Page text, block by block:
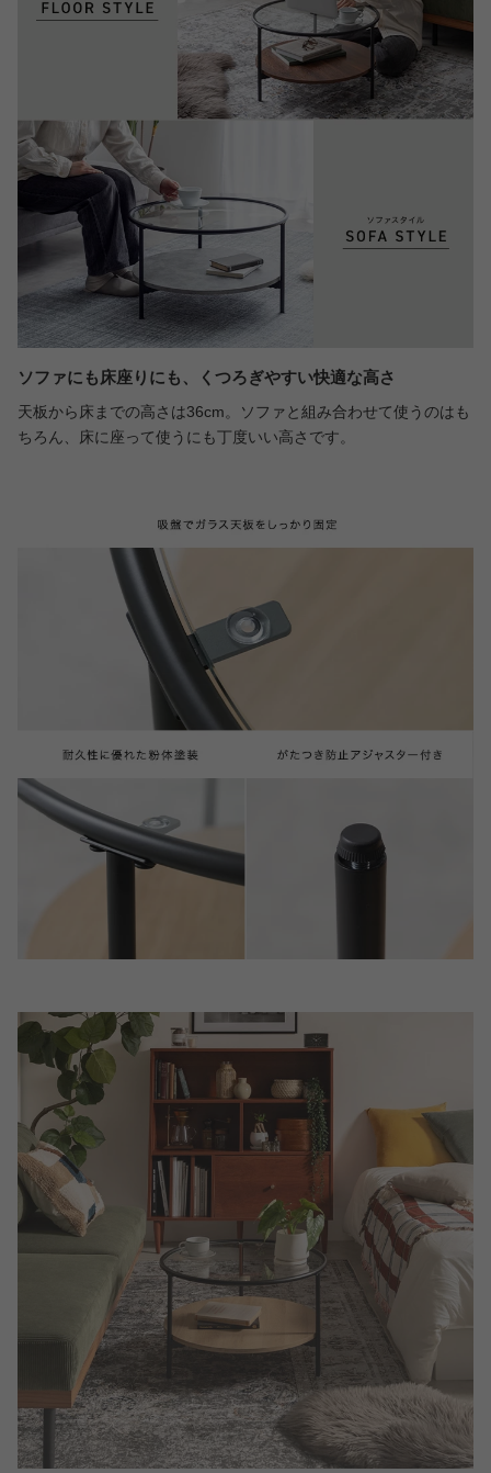
ソファにも床座りにも、くつろぎやすい快適な高さ
天板から床までの高さは36cm。ソファと組み合わせて使うのはも
ちろん、床に座って使うにも丁度いい高さです。